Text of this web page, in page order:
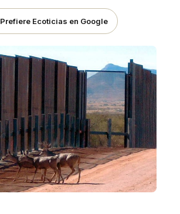
Prefiere Ecoticias en Google